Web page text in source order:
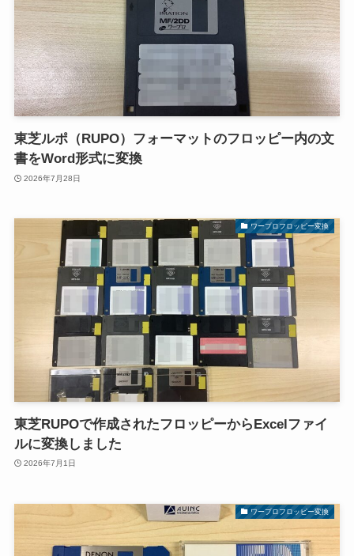
東芝ルポ（RUPO）フォーマットのフロッピー内の文
書をWord形式に変換
2026年7月28日
ワープロフロッピー変換
東芝RUPOで作成されたフロッピーからExcelファイ
ルに変換しました
2026年7月1日
ワープロフロッピー変換